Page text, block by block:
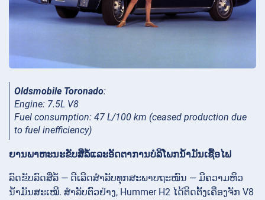
Oldsmobile Toronado:
Engine: 7.5L V8
Fuel consumption: 47 L/100 km (ceased production due
to fuel inefficiency)
ຍານພາຫະນະຂັບສີ່ລໍ້ແລະອັດຕາການບໍລິໂພກນໍ້າມັນເຊື້ອໄຟ
ລົດຂັບລົດສີ່ລໍ້ — ດີເລີດສຳລັບທຸກສະພາບຖະໜົນ — ມີຄວາມຫິວ
ນໍ້າມັນສະເໝີ. ສໍາລັບຕົວຢ່າງ, Hummer H2 ໄດ້ຕິດຕັ້ງເຄື່ອງຈັກ V8